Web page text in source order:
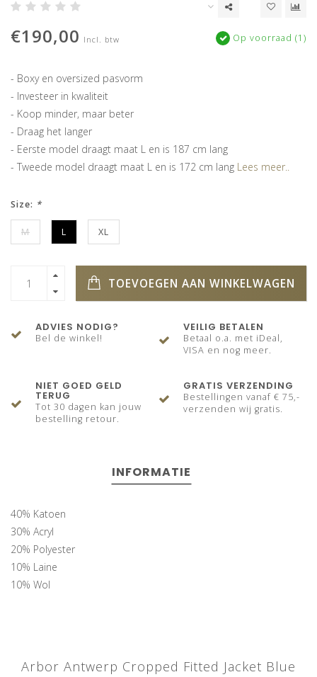
€190,00 Incl. btw Op voorraad (1)
- Boxy en oversized pasvorm
- Investeer in kwaliteit
- Koop minder, maar beter
- Draag het langer
- Eerste model draagt maat L en is 187 cm lang
- Tweede model draagt maat L en is 172 cm lang Lees meer..
Size: *
M L XL
TOEVOEGEN AAN WINKELWAGEN
ADVIES NODIG?
Bel de winkel!
VEILIG BETALEN
Betaal o.a. met iDeal,
VISA en nog meer.
NIET GOED GELD
TERUG
Tot 30 dagen kan jouw
bestelling retour.
GRATIS VERZENDING
Bestellingen vanaf € 75,-
verzenden wij gratis.
INFORMATIE
40% Katoen
30% Acryl
20% Polyester
10% Laine
10% Wol
Arbor Antwerp Cropped Fitted Jacket Blue